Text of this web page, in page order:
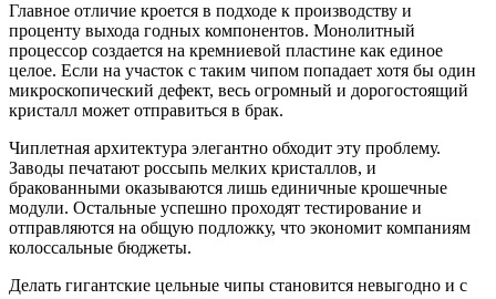
Главное отличие кроется в подходе к производству и
проценту выхода годных компонентов. Монолитный
процессор создается на кремниевой пластине как единое
целое. Если на участок с таким чипом попадает хотя бы один
микроскопический дефект, весь огромный и дорогостоящий
кристалл может отправиться в брак.
Чиплетная архитектура элегантно обходит эту проблему.
Заводы печатают россыпь мелких кристаллов, и
бракованными оказываются лишь единичные крошечные
модули. Остальные успешно проходят тестирование и
отправляются на общую подложку, что экономит компаниям
колоссальные бюджеты.
Делать гигантские цельные чипы становится невыгодно и с